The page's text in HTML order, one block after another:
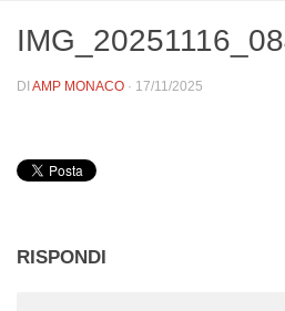
DI AMP MONACO · 17/11/2025
RISPONDI